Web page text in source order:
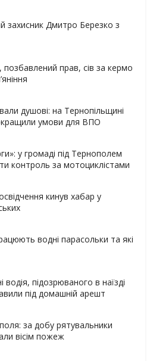
захисник Дмитро Березко з
позбавлений прав, сів за кермо
душові: на Тернопільщині
умови для ВПО
у громаді під Тернополем
контроль за мотоциклістами
кинув хабар у
водні парасольки та які
підозрюваного в наїзді
під домашній арешт
за добу рятувальники
вісім пожеж